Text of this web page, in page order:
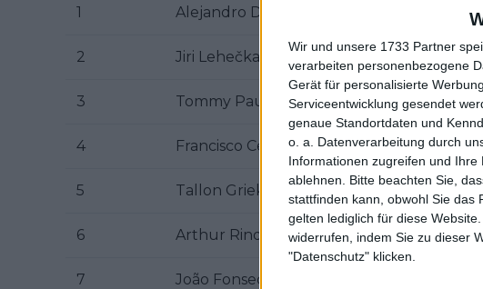
Wir und unsere 1733 Partner
verarbeiten personenbezogene
Gerät für personalisierte
Serviceentwicklung gesendet
genaue Standortdaten und
o. a. Datenverarbeitung durch
Informationen zugreifen und
ablehnen. Bitte beachten Sie,
stattfinden kann, obwohl Sie das
gelten lediglich für diese
widerrufen, indem Sie zu dieser
"Datenschutz" klicken.
1 Alejandro Davidovich Fokina
2 Jiri Lehečka
3 Tommy Paul
4 Francisco Cerúndolo
5 Tallon Griekspoor
6 Arthur Rinderknech
7 João Fonseca